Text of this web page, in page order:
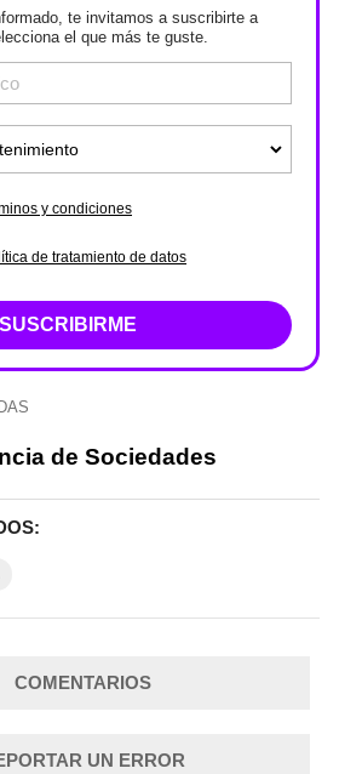
te invitamos a suscribirte a
el que más te guste.
y condiciones
de tratamiento de datos
SUSCRIBIRME
de Sociedades
COMENTARIOS
UN ERROR